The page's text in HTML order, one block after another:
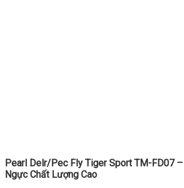
Pearl Delr/Pec Fly Tiger Sport TM-FD07
Ngực Chất Lượng Cao